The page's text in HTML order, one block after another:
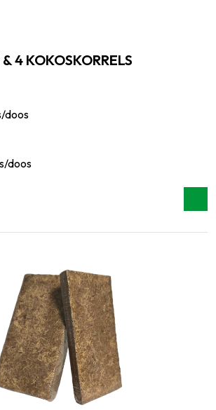
4 KOKOSKORRELS
doos
doos